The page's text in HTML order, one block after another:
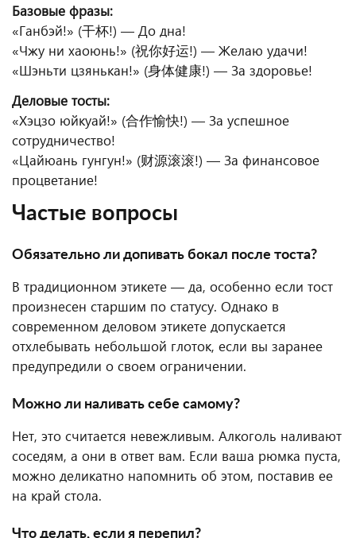
Базовые фразы:
«Ганбэй!» (干杯!) — До дна!
«Чжу ни хаоюнь!» (祝你好运!) — Желаю удачи!
«Шэньти цзянькан!» (身体健康!) — За здоровье!
Деловые тосты:
«Хэцзо юйкуай!» (合作愉快!) — За успешное
сотрудничество!
«Цайюань гунгун!» (财源滚滚!) — За финансовое
процветание!
Частые вопросы
Обязательно ли допивать бокал после тоста?
В традиционном этикете — да, особенно если тост
произнесен старшим по статусу. Однако в
современном деловом этикете допускается
отхлебывать небольшой глоток, если вы заранее
предупредили о своем ограничении.
Можно ли наливать себе самому?
Нет, это считается невежливым. Алкоголь наливают
соседям, а они в ответ вам. Если ваша рюмка пуста,
можно деликатно напомнить об этом, поставив ее
на край стола.
Что делать, если я перепил?